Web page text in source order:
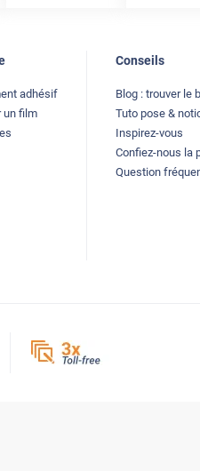
adhésif
un film
Conseils
Blog : trouver le
Tuto pose &
Inspirez-vous
Confiez-nous la
Question